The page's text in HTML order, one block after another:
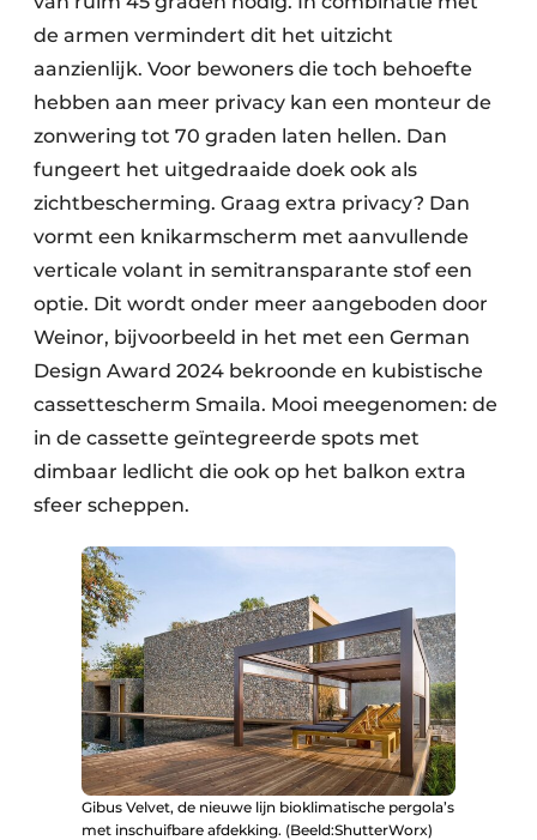
de armen vermindert dit het uitzicht
aanzienlijk. Voor bewoners die toch behoefte
hebben aan meer privacy kan een monteur de
zonwering tot 70 graden laten hellen. Dan
fungeert het uitgedraaide doek ook als
zichtbescherming. Graag extra privacy? Dan
vormt een knikarmscherm met aanvullende
verticale volant in semitransparante stof een
optie. Dit wordt onder meer aangeboden door
Weinor, bijvoorbeeld in het met een German
Design Award 2024 bekroonde en kubistische
cassettescherm Smaila. Mooi meegenomen: de
in de cassette geïntegreerde spots met
dimbaar ledlicht die ook op het balkon extra
sfeer scheppen.
Gibus Velvet, de nieuwe lijn bioklimatische pergola’s
met inschuifbare afdekking. (Beeld:ShutterWorx)